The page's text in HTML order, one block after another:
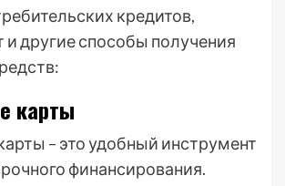
кредитов,
другие способы получения
карты
– это удобный инструмент
финансирования.